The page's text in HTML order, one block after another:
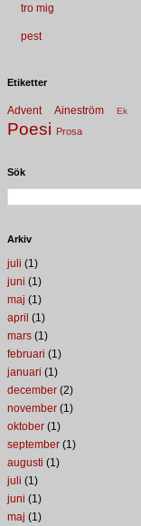
tro mig
pest
Etiketter
Advent Aineström Ek
Poesi Prosa
Sök
Arkiv
juli (1)
juni (1)
maj (1)
april (1)
mars (1)
februari (1)
januari (1)
december (2)
november (1)
oktober (1)
september (1)
augusti (1)
juli (1)
juni (1)
maj (1)